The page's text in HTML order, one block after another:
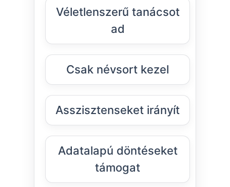
Véletlenszerű tanácsot
ad
Csak névsort kezel
Asszisztenseket irányít
Adatalapú döntéseket
támogat